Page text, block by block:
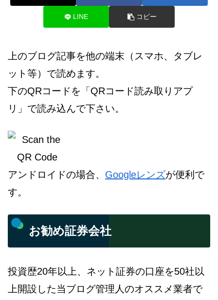
LINE コピー
上のブログ記事を他の端末（スマホ、タブレ
ット等）で読めます。
下のQRコードを「QRコード読み取りアプ
リ」で読み込んで下さい。
アンドロイドの場合、 Googleレンズが便利で
す。
お勧め証券会社
投資歴20年以上、ネット証券の口座を50社以
上開設した当ブログ管理人のオススメ業者で